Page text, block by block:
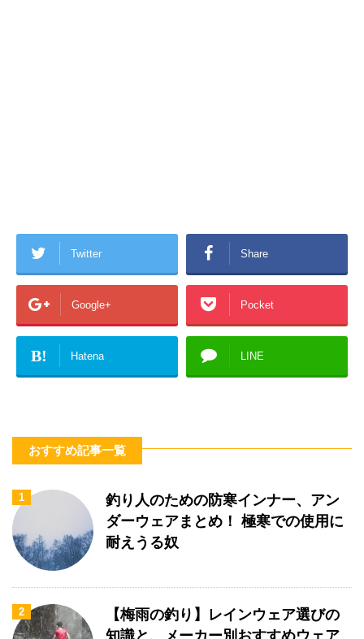
Twitter Share
Google+ Pocket
B! Hatena LINE
おすすめ記事一覧
1
釣り人のための防寒インナー、アン
ダーウェアまとめ！ 極寒での使用に
耐えうる奴
2
【梅雨の釣り】レインウェア選びの
知識と、メーカー別おすすめウェア